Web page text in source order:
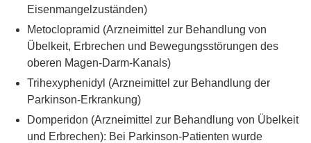
Eisenmangelzuständen)
Metoclopramid (Arzneimittel zur Behandlung von
Übelkeit, Erbrechen und Bewegungsstörungen des
oberen Magen-Darm-Kanals)
Trihexyphenidyl (Arzneimittel zur Behandlung der
Parkinson-Erkrankung)
Domperidon (Arzneimittel zur Behandlung von Übelkeit
und Erbrechen): Bei Parkinson-Patienten wurde